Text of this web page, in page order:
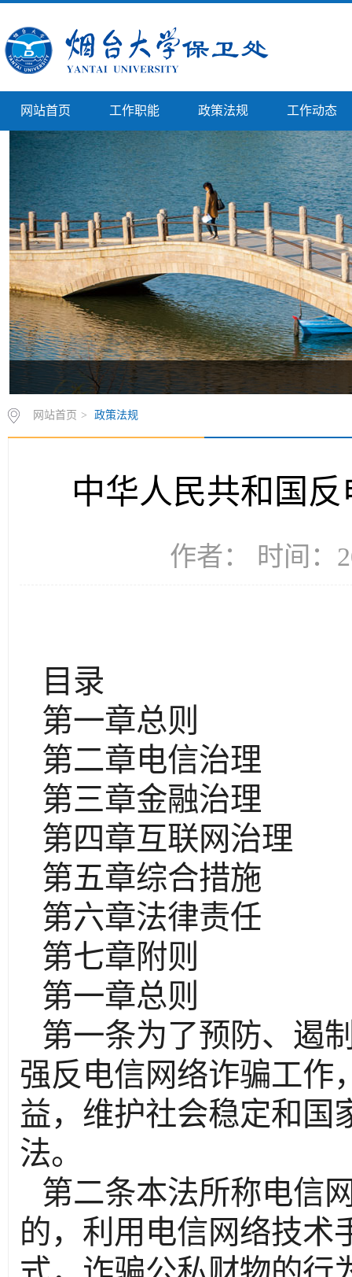
网站首页 工作职能 政策法规 工作动态
网站首页 > 政策法规
中华人民共和国
作者： 时间：
目录
第一章总则
第二章电信治理
第三章金融治理
第四章互联网治理
第五章综合措施
第六章法律责任
第七章附则
第一章总则
第一条为了预防、遏
强反电信网络诈骗工作
益，维护社会稳定和国
法。
第二条本法所称电信
的，利用电信网络技术